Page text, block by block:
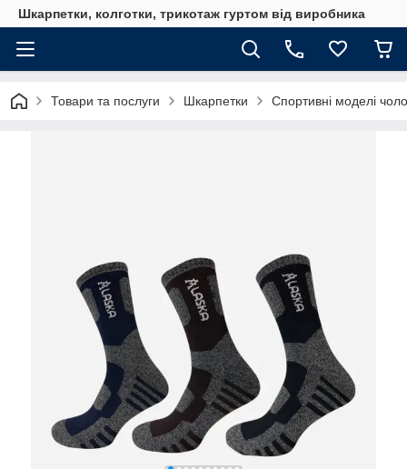
Шкарпетки, колготки, трикотаж гуртом від виробника
Товари та послуги Шкарпетки Спортивні моделі